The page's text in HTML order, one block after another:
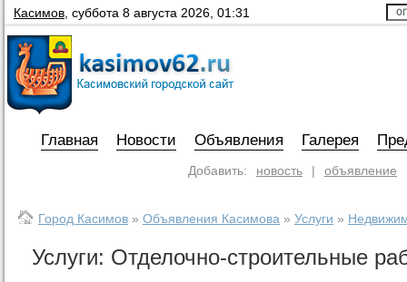
Касимов суббота 8 августа 2026, 01:31
Главная Новости Объявления Галерея
Добавить: новость | объявление
Город Касимов » Объявления Касимова » Услуги »
Услуги: Отделочно-строительные